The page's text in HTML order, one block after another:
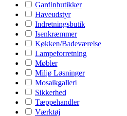
Gardinbutikker
Haveudstyr
Indretningsbutik
Isenkræmmer
Køkken/Badeværelse
Lampeforretning
Møbler
Miljø Løsninger
Mosaikgalleri
Sikkerhed
Tæppehandler
Værktøj